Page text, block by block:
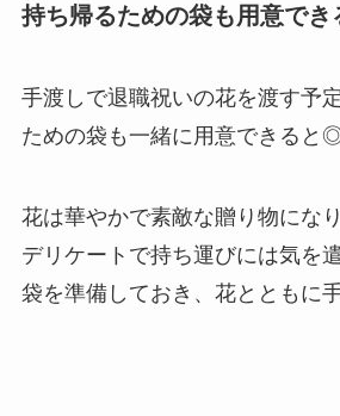
持ち帰るための袋も用意でき
手渡しで退職祝いの花を渡す予定
ための袋も一緒に用意できると
花は華やかで素敵な贈り物にな
デリケートで持ち運びには気を
袋を準備しておき、花とともに